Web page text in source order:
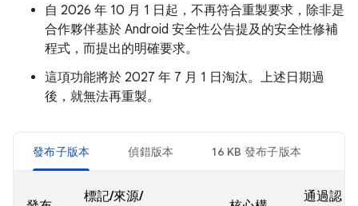
自 2026 年 10 月 1 日起，不再符合重製要求，除非是
合作夥伴基於 Android 安全性公告提及的安全性修補
程式，而提出的明確要求。
這項功能將於 2027 年 7 月 1 日淘汰。上述日期過
後，就無法再重製。
發布子版本 偵錯版本 16 KB 發布子版本
標記/來源/
通過認